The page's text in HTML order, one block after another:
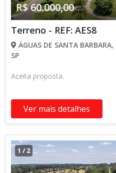
R$ 60.000,00
Terreno - REF: AES8
ÁGUAS DE SANTA
SP
Aceita proposta.
Ver mais detalhes
1 / 2